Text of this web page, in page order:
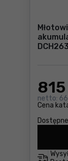
Cena
815
netto: